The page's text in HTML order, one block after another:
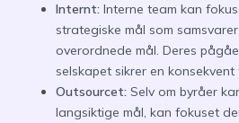
Internt: Interne team kan
strategiske mål som
overordnede mål. Deres
selskapet sikrer en
Outsourcet: Selv om byråer
langsiktige mål, kan fokuset